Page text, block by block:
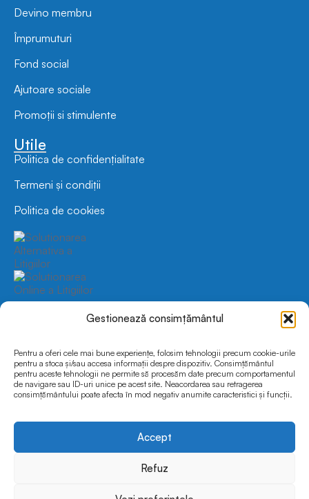
Gestionează consimțământul
Pentru a oferi cele mai bune experiențe, folosim tehnologii precum cookie-urile
pentru a stoca și/sau accesa informații despre dispozitiv. Consimțământul
pentru aceste tehnologii ne permite să procesăm date precum comportamentul
de navigare sau ID-uri unice pe acest site. Neacordarea sau retragerea
consimțământului poate afecta în mod negativ anumite caracteristici și funcții.
Accept
Refuz
Devino membru
Împrumuturi
Fond social
Ajutoare sociale
Promoții si stimulente
Utile
Politica de confidențialitate
Termeni și condiții
Politica de cookies
Sâmbătă-Duminică
Social Media
© 2025 FEDRO.INFOCAR | Toate drepturile rezervate